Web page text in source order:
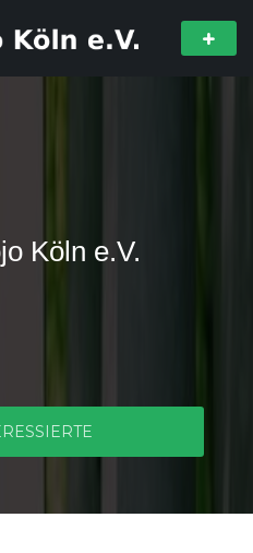
Köln e.V.